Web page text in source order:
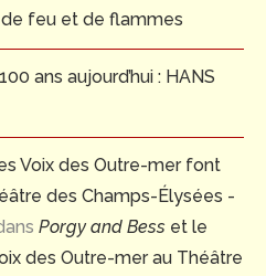
de feu et de flammes
ans aujourd’hui : HANS
Voix des Outre-mer font
des Champs-Élysées -
Porgy and Bess et le
des Outre-mer au Théâtre